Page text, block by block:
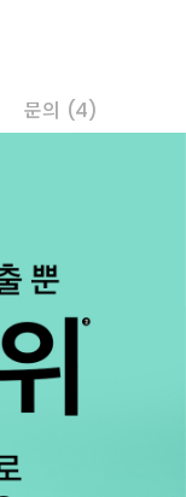
문의 (4)